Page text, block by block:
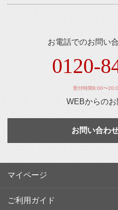
お電話でのお問い
0120-
受付時間8:00〜
WEBからの
お問い合わ
マイページ
ご利用ガイド